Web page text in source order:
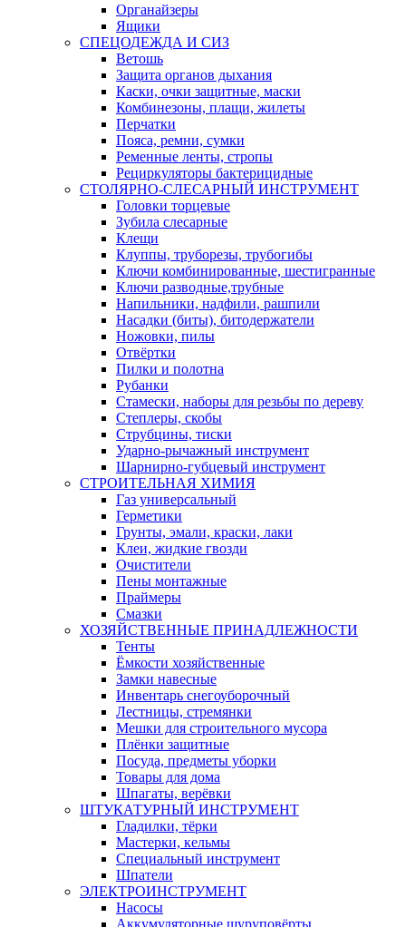
Органайзеры
Ящики
СПЕЦОДЕЖДА И СИЗ
Ветошь
Защита органов дыхания
Каски, очки защитные, маски
Комбинезоны, плащи, жилеты
Перчатки
Пояса, ремни, сумки
Ременные ленты, стропы
Рециркуляторы бактерицидные
СТОЛЯРНО-СЛЕСАРНЫЙ ИНСТРУМЕНТ
Головки торцевые
Зубила слесарные
Клещи
Клуппы, труборезы, трубогибы
Ключи комбинированные, шестигранные
Ключи разводные,трубные
Напильники, надфили, рашпили
Насадки (биты), битодержатели
Ножовки, пилы
Отвёртки
Пилки и полотна
Рубанки
Стамески, наборы для резьбы по дереву
Степлеры, скобы
Струбцины, тиски
Ударно-рычажный инструмент
Шарнирно-губцевый инструмент
СТРОИТЕЛЬНАЯ ХИМИЯ
Газ универсальный
Герметики
Грунты, эмали, краски, лаки
Клеи, жидкие гвозди
Очистители
Пены монтажные
Праймеры
Смазки
ХОЗЯЙСТВЕННЫЕ ПРИНАДЛЕЖНОСТИ
Тенты
Ёмкости хозяйственные
Замки навесные
Инвентарь снегоуборочный
Лестницы, стремянки
Мешки для строительного мусора
Плёнки защитные
Посуда, предметы уборки
Товары для дома
Шпагаты, верёвки
ШТУКАТУРНЫЙ ИНСТРУМЕНТ
Гладилки, тёрки
Мастерки, кельмы
Специальный инструмент
Шпатели
ЭЛЕКТРОИНСТРУМЕНТ
Насосы
Аккумуляторные шуруповёрты